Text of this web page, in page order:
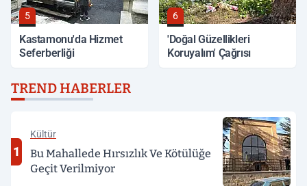
5
Kastamonu'da Hizmet
Seferberliği
6
'Doğal Güzellikleri
Koruyalım' Çağrısı
TREND HABERLER
1
Kültür
Bu Mahallede Hırsızlık Ve Kötülüğe
Geçit Verilmiyor